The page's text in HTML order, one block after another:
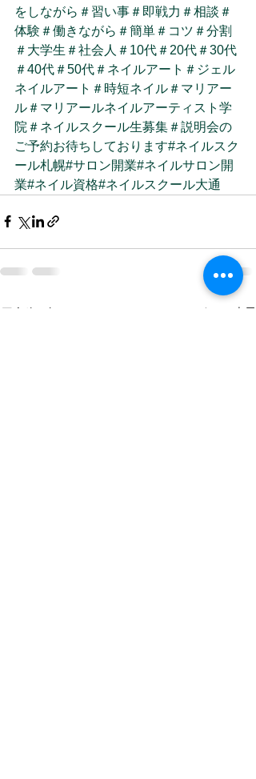
をしながら ＃習い事＃即戦力 ＃相談 ＃
体験 ＃働きながら ＃簡単＃コツ ＃分割
＃大学生 ＃社会人 ＃10代＃20代＃30代
＃40代＃50代＃ネイルアート ＃ジェル
ネイルアート ＃時短ネイル＃マリアー
ル＃マリアールネイルアーティスト学
院 ＃ネイルスクール生募集＃説明会の
ご予約お待ちしております#ネイルスク
ール札幌#サロン開業#ネイルサロン開
業#ネイル資格#ネイルスクール大通
すべて表示